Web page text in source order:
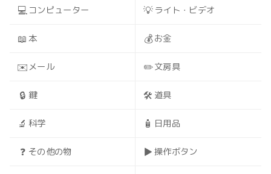
💻 コンピューター 💡 ライト・ビデオ
📖 本 💰お金
✉️ メール ✏️文房具
🔒 鍵 🛠️ 道具
🔬 科学 🧴 日用品
❓ その他の物 ▶️ 操作ボタン